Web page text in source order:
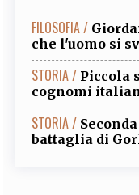
FILOSOFIA /
che l'uomo si
STORIA / Piccola
cognomi
STORIA /
battaglia di